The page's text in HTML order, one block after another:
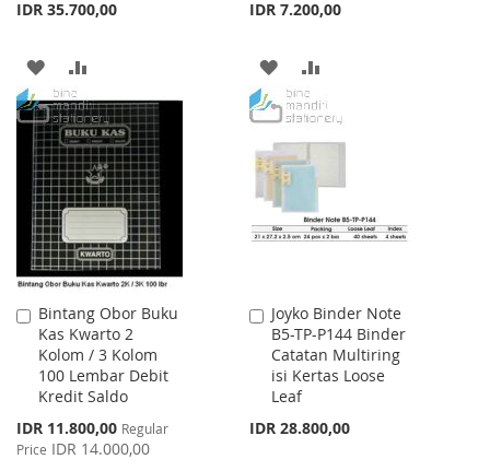
IDR 35.700,00
ADD
TO
WISH
LIST
TO
COMPARE
IDR 7.200,00
ADD
TO
WISH
LIST
TO
COMPARE
Bintang Obor Buku
Kas Kwarto 2
Kolom / 3 Kolom
100 Lembar Debit
Kredit Saldo
Special
Price
IDR 11.800,00 Regular
Price IDR 14.000,00
Add
to
Cart
Joyko Binder Note
B5-TP-P144 Binder
Catatan Multiring
isi Kertas Loose
Leaf
IDR 28.800,00
Add
to
Cart